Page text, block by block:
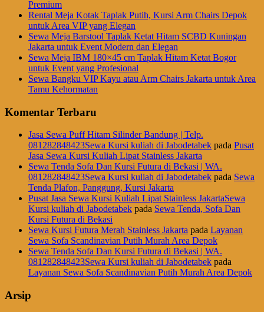
Premium
Rental Meja Kotak Taplak Putih, Kursi Arm Chairs Depok
untuk Area VIP yang Elegan
Sewa Meja Barstool Taplak Ketat Hitam SCBD Kuningan
Jakarta untuk Event Modern dan Elegan
Sewa Meja IBM 180×45 cm Taplak Hitam Ketat Bogor
untuk Event yang Profesional
Sewa Bangku VIP Kayu atau Arm Chairs Jakarta untuk Area
Tamu Kehormatan
Komentar Terbaru
Jasa Sewa Puff Hitam Silinder Bandung | Telp.
081282848423Sewa Kursi kuliah di Jabodetabek pada Pusat
Jasa Sewa Kursi Kuliah Lipat Stainless Jakarta
Sewa Tenda Sofa Dan Kursi Futura di Bekasi | WA.
081282848423Sewa Kursi kuliah di Jabodetabek pada Sewa
Tenda Plafon, Panggung, Kursi Jakarta
Pusat Jasa Sewa Kursi Kuliah Lipat Stainless JakartaSewa
Kursi kuliah di Jabodetabek pada Sewa Tenda, Sofa Dan
Kursi Futura di Bekasi
Sewa Kursi Futura Merah Stainless Jakarta pada Layanan
Sewa Sofa Scandinavian Putih Murah Area Depok
Sewa Tenda Sofa Dan Kursi Futura di Bekasi | WA.
081282848423Sewa Kursi kuliah di Jabodetabek pada
Layanan Sewa Sofa Scandinavian Putih Murah Area Depok
Arsip